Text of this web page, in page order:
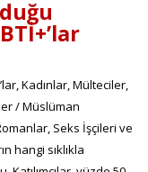
Kadınlar, Mülteciler,
/ Müslüman
Seks İşçileri ve
hangi sıklıkla